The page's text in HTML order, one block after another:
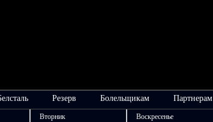
Резерв Болельщикам Партнерам
Вторник Воскресенье